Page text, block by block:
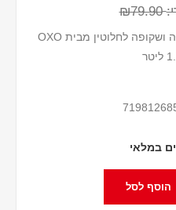
₪79.90
קופסת אחסון מודולרית, אטומה ושקופה לחלוטין מבית OXO
במלאי